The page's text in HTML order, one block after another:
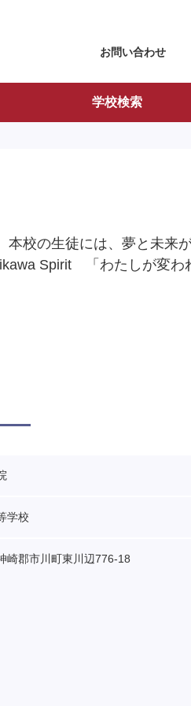
お問い合わせ
学校検索
校の生徒には、夢と未
Spirit 「わたしが変
学校
崎郡市川町東川辺776-18